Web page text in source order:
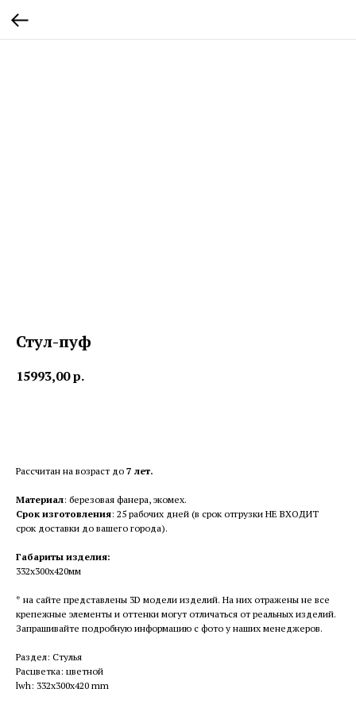
Стул-пуф
15993,00р.
Рассчитан на возраст до 7 лет.
Материал: березовая фанера, экомех.
Срок изготовления: 25 рабочих дней (в срок отгрузки НЕ ВХОДИТ
срок доставки до вашего города).
Габариты изделия:
332х300х420мм
* на сайте представлены 3D модели изделий. На них отражены не все
крепежные элементы и оттенки могут отличаться от реальных изделий.
Запрашивайте подробную информацию с фото у наших менеджеров.
Раздел: Стулья
Расцветка: цветной
lwh: 332x300x420 mm